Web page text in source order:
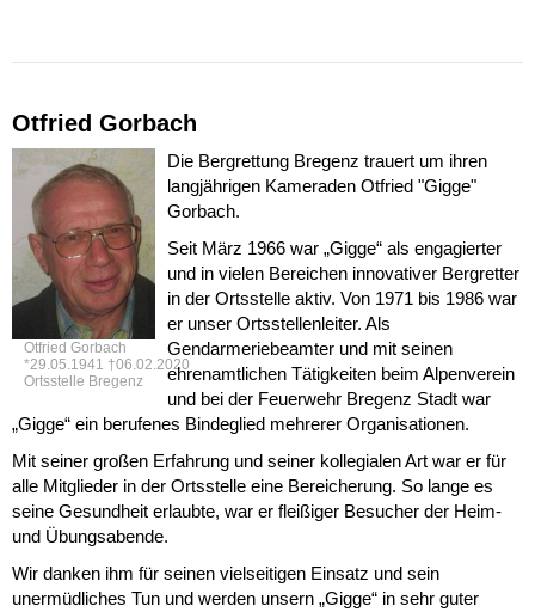
Otfried Gorbach
Otfried Gorbach
*29.05.1941 †06.02.2020
Ortsstelle Bregenz
Die Bergrettung Bregenz trauert um ihren
langjährigen Kameraden Otfried "Gigge"
Gorbach.
Seit März 1966 war „Gigge“ als engagierter
und in vielen Bereichen innovativer Bergretter
in der Ortsstelle aktiv. Von 1971 bis 1986 war
er unser Ortsstellenleiter. Als
Gendarmeriebeamter und mit seinen
ehrenamtlichen Tätigkeiten beim Alpenverein
und bei der Feuerwehr Bregenz Stadt war
„Gigge“ ein berufenes Bindeglied mehrerer Organisationen.
Mit seiner großen Erfahrung und seiner kollegialen Art war er für
alle Mitglieder in der Ortsstelle eine Bereicherung. So lange es
seine Gesundheit erlaubte, war er fleißiger Besucher der Heim-
und Übungsabende.
Wir danken ihm für seinen vielseitigen Einsatz und sein
unermüdliches Tun und werden unsern „Gigge“ in sehr guter